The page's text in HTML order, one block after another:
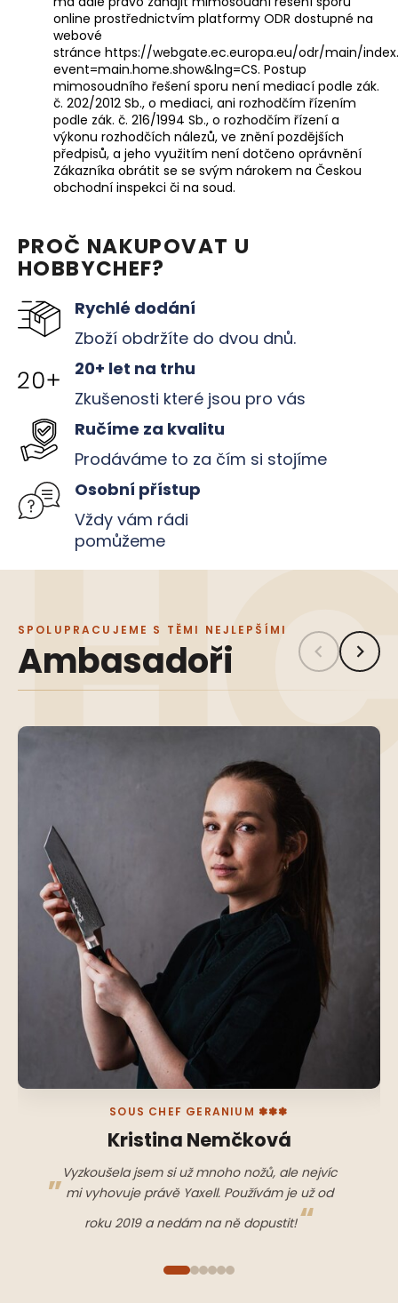
online prostřednictvím platformy ODR dostupné na
webové
stránce https://webgate.ec.europa.eu/odr/main/
event=main.home.show&lng=CS. Postup
mimosoudního řešení sporu není mediací podle zák.
č. 202/2012 Sb., o mediaci, ani rozhodčím řízením
podle zák. č. 216/1994 Sb., o rozhodčím řízení a
výkonu rozhodčích nálezů, ve znění pozdějších
předpisů, a jeho využitím není dotčeno oprávnění
Zákazníka obrátit se se svým nárokem na Českou
obchodní inspekci či na soud.
PROČ NAKUPOVAT U
HOBBYCHEF?
Rychlé dodání
Zboží obdržíte do dvou dnů.
20+ let na trhu
Zkušenosti které jsou pro vás
Ručíme za kvalitu
Prodáváme to za čím si stojíme
Osobní přístup
Vždy vám rádi
pomůžeme
SPOLUPRACUJEME S TĚMI NEJLEPŠÍMI
Ambasadoři
SOUS CHEF GERANIUM ✽✽✽
Kristina Nemčková
Vyzkoušela jsem si už mnoho nožů, ale nejvíc
mi vyhovuje právě Yaxell. Používám je už od
roku 2019 a nedám na ně dopustit!